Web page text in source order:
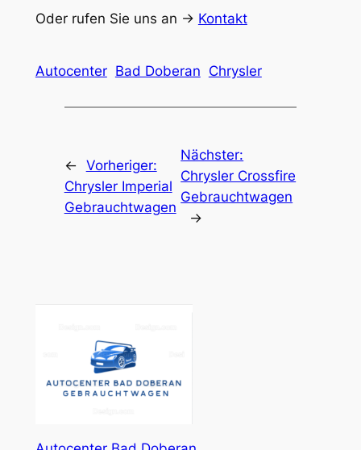
Oder rufen Sie uns an -> Kontakt
Autocenter Bad Doberan Chrysler
← Vorheriger:
Chrysler Imperial
Gebrauchtwagen
Nächster:
Chrysler Crossfire
Gebrauchtwagen
→